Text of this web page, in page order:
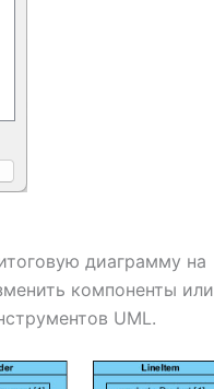
диаграмму на
компоненты или
UML.